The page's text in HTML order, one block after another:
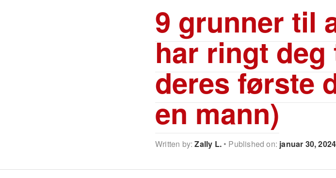
9 grunner til
har ringt
deres første
en mann)
Written by:Zally L. Published on: januar 30, 2024